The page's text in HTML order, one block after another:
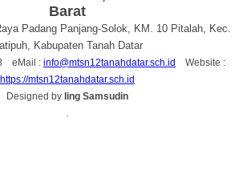
Barat
Padang Panjang-Solok, KM. 10 Pitalah, Kec.
Kabupaten Tanah Datar
eMail : info@mtsn12tanahdatar.sch.id
Website :
https://mtsn12tanahdatar.sch.id
Designed by Iing Samsudin